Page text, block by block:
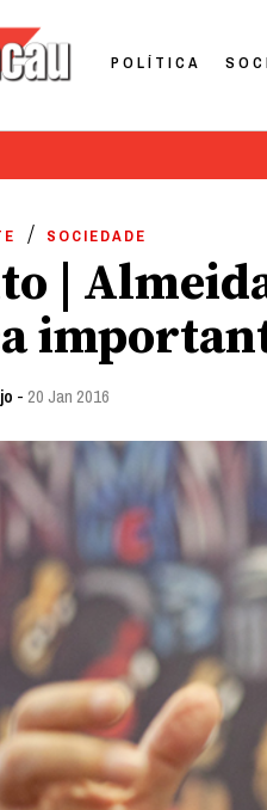
POLÍTICA
SOCIEDADE
|
- 20 Jan 2016